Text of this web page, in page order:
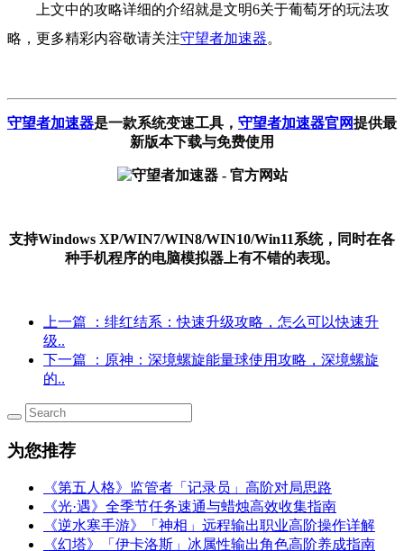
上文中的攻略详细的介绍就是文明6关于葡萄牙的玩法攻
略，更多精彩内容敬请关注守望者加速器。
守望者加速器是一款系统变速工具 ， 守望者加速器官网提供最
新版本下载与免费使用
支持Windows XP/WIN7/WIN8/WIN10/Win11系统，同时在各
种手机程序的电脑模拟器上有不错的表现。
上一篇
：绯红结系：快速升级攻略，怎么可以快速升
级..
下一篇
：原神：深境螺旋能量球使用攻略，深境螺旋
的..
为您推荐
《第五人格》监管者「记录员」高阶对局思路
《光·遇》全季节任务速通与蜡烛高效收集指南
《逆水寒手游》「神相」远程输出职业高阶操作详解
《幻塔》「伊卡洛斯」冰属性输出角色高阶养成指南